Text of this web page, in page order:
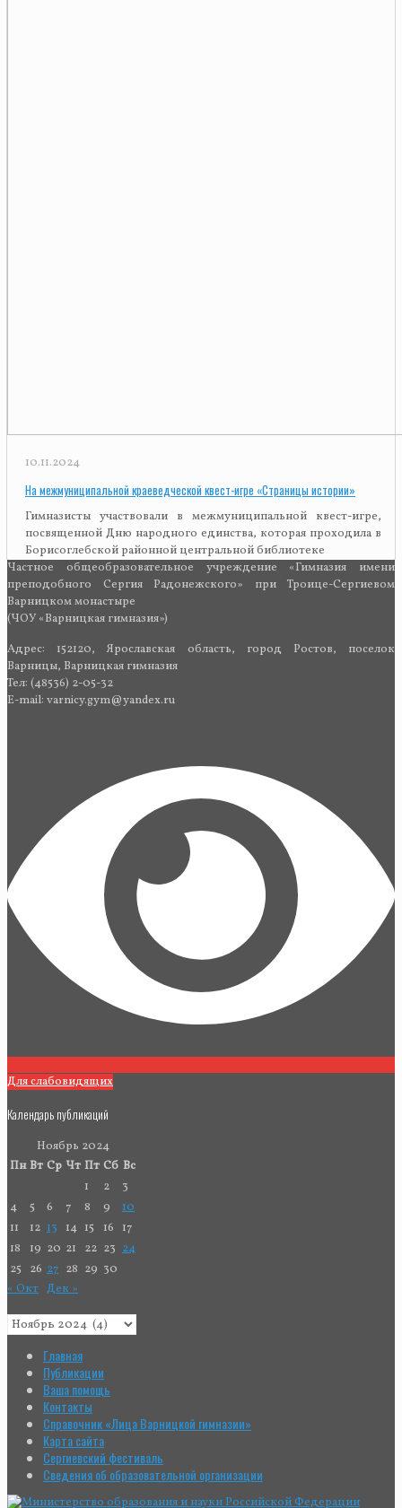
10.11.2024
На межмуниципальной краеведческой квест-игре «Страницы истории»
Гимназисты участвовали в межмуниципальной квест-игре,
посвященной Дню народного единства, которая проходила в
Борисоглебской районной центральной библиотеке
Частное общеобразовательное учреждение «Гимназия имени
преподобного Сергия Радонежского» при Троице-Сергиевом
Варницком монастыре
(ЧОУ «Варницкая гимназия»)
Адрес: 152120, Ярославская область, город Ростов, поселок
Варницы, Варницкая гимназия
Тел: (48536) 2-05-32
E-mail: varnicy.gym@yandex.ru
Для слабовидящих
Календарь публикаций
Ноябрь 2024
Пн Вт Ср Чт Пт Сб Вс
1
2
3
4
5 6 7 8 9
10
11
12 13 14 15 16
17
18
19 20 21 22 23 24
25
26 27 28 29 30
« Окт Дек »
Главная
Публикации
Ваша помощь
Контакты
Справочник «Лица Варницкой гимназии»
Карта сайта
Сергиевский фестиваль
Сведения об образовательной организации